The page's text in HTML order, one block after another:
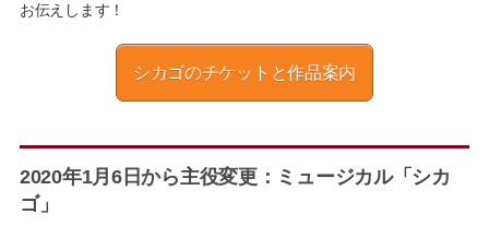
お伝えします！
シカゴのチケットと作品案内
2020年1月6日から主役変更：ミュージカル「シカ
ゴ」